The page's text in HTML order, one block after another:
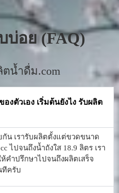
บ่อย (FAQ)
ตน้ำดื่ม.com
งตัวเอง เริ่มต้นยังไง รับผลิต
กัน เรารับผลิตตั้งแต่ขวดขนาด
ไปจนถึงน้ำถังใส 18.9 ลิตร เรา
คำปรึกษาไปจนถึงผลิตเสร็จ
ทีครับ